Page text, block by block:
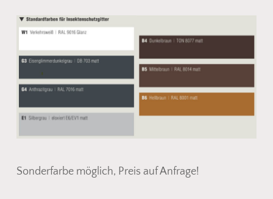
Sonderfarbe möglich, Preis auf Anfrage!